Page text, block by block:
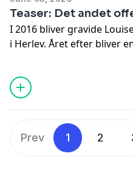
om, at de danske havne
tror. Hør hele afsnittet iDR
Teaser: Det andet
I 2016 bliver gravide
i Herlev. Året efter bliver
for et brutalt
Toro Mølmann. Hvad
samme gerningsmand.
fokus på, at politiet reelt
ham gå, hvorefter Rikke
hele afsnittet iDR Lyd
Prev 1 2